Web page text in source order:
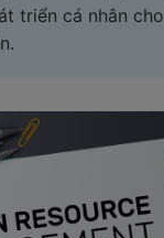
triển cá nhân cho